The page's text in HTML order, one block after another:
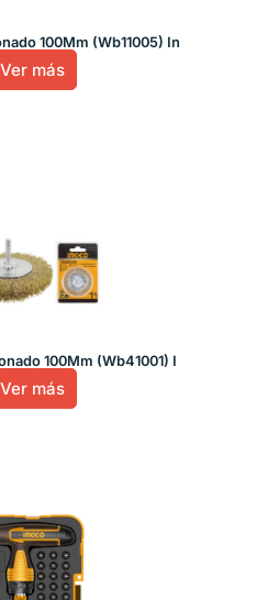
100Mm (Wb11005) In
Ver más
100Mm (Wb41001) I
Ver más